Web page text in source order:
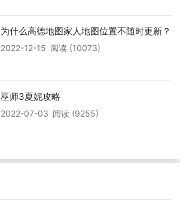
为什么高德地图家人地图位置不随时更新？
2022-12-15 阅读 (10073)
巫师3夏妮攻略
2022-07-03 阅读 (9255)